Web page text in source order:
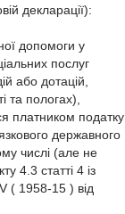
декларації):
допомоги у
послуг
або дотацій,
та пологах),
платником податку
державного
числі (але не
4.3 статті 4 із
( 1958-15 ) від